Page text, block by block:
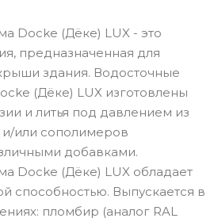
Docke (Дёке) LUX - это
предназначенная для
здания. Водосточные
(Дёке) LUX изготовлены
и литья под давлением из
или сополимеров
добавками.
Docke (Дёке) LUX обладает
способностью. Выпускается в
пломбир (аналог RAL